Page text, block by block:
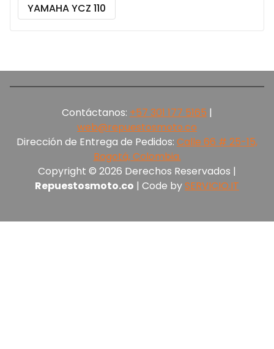
YAMAHA YCZ 110
Contáctanos: +57 301 177 5165‬ |
web@repuestosmoto.co
Dirección de Entrega de Pedidos: Calle 66 # 25-15,
Bogotá, Colombia.
Copyright © 2026 Derechos Reservados |
Repuestosmoto.co | Code bySERVICIO.IT